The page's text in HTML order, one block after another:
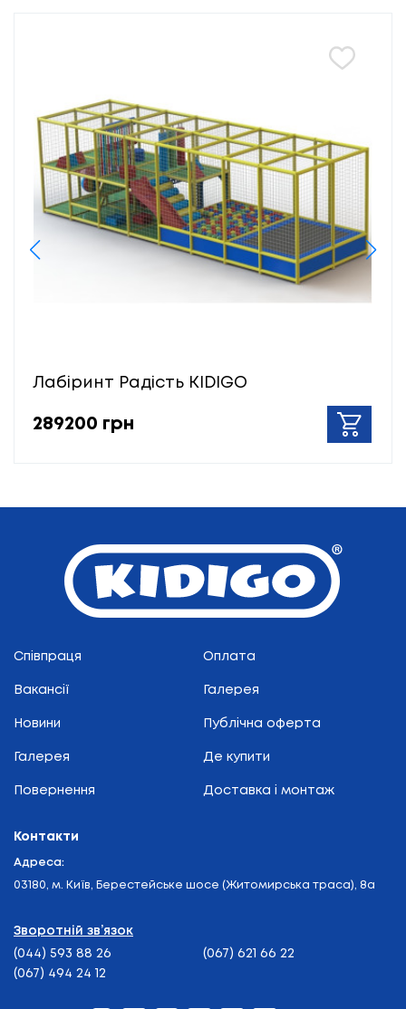
Лабіринт Радість KIDIGO
289200 грн
Співпраця Оплата
Вакансії Галерея
Новини Публічна оферта
Галерея Де купити
Повернення Доставка і монтаж
Контакти
Адреса:
03180, м. Київ, Берестейське шосе (Житомирська траса), 8а
Зворотній зв’язок
(044) 593 88 26
(067) 621 66 22
(067) 494 24 12